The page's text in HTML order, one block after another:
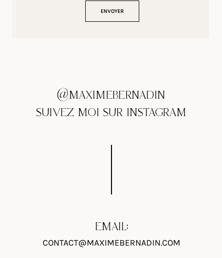
@MAXIMEBERNADIN
SUIVEZ MOI SUR INSTAGRAM
EMAIL:
CONTACT@MAXIMEBERNADIN.COM